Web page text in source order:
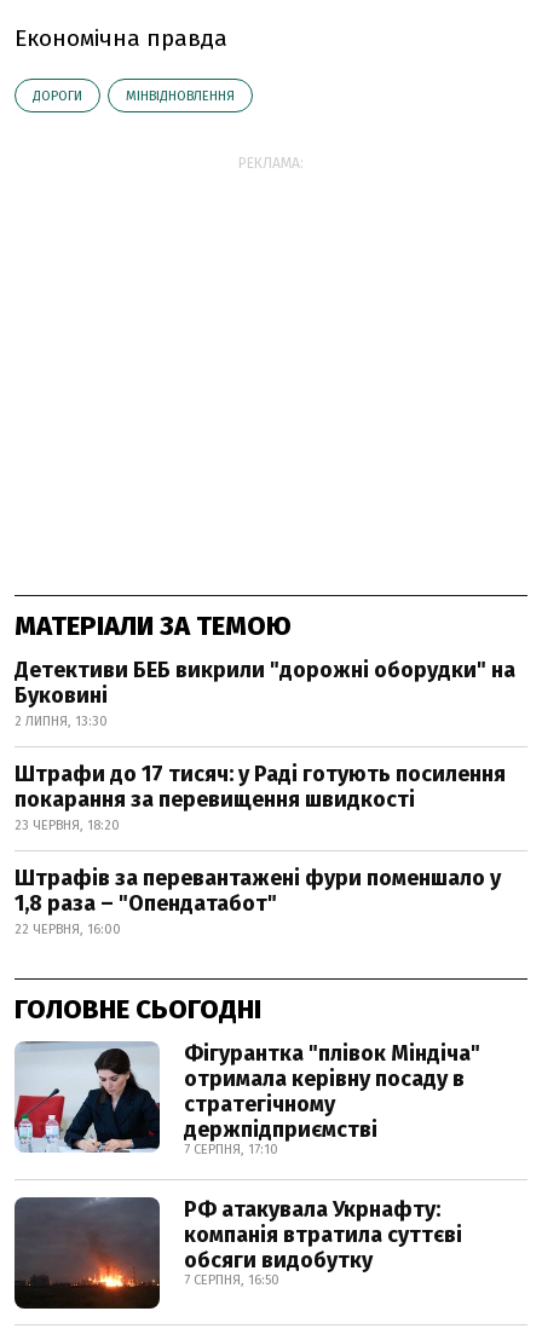
Економічна правда
ДОРОГИ МІНВІДНОВЛЕННЯ
РЕКЛАМА:
МАТЕРІАЛИ ЗА ТЕМОЮ
Детективи БЕБ викрили "дорожні оборудки" на
Буковині
2 ЛИПНЯ, 13:30
Штрафи до 17 тисяч: у Раді готують посилення
покарання за перевищення швидкості
23 ЧЕРВНЯ, 18:20
Штрафів за перевантажені фури поменшало у
1,8 раза – "Опендатабот"
22 ЧЕРВНЯ, 16:00
ГОЛОВНЕ СЬОГОДНІ
Фігурантка "плівок Міндіча"
отримала керівну посаду в
стратегічному
держпідприємстві
7 СЕРПНЯ, 17:10
РФ атакувала Укрнафту:
компанія втратила суттєві
обсяги видобутку
7 СЕРПНЯ, 16:50